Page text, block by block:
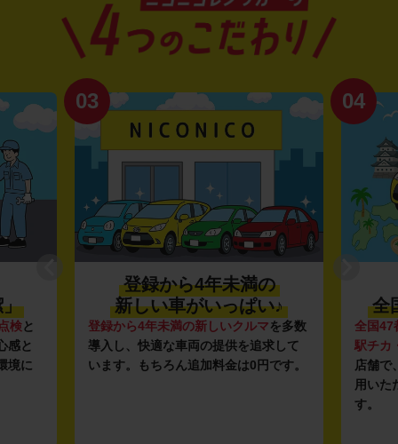
」
検と
感と
境に
03
登録から4年未満の
新しい車がいっぱい♪
登録から4年未満の新しいクルマを多数
導入し、快適な車両の提供を追求して
います。もちろん追加料金は0円です。
04
全
全国47
駅チカ
店舗で
用いた
す。